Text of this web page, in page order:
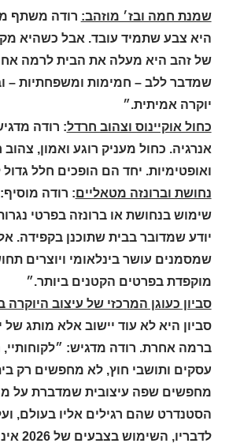
שמנת חמה ובז׳ מוזהב: רודה משתף
היא צבע שתמיד עובד. אבל כשהיא
של זהב היא מעלה את הבית לרמה
שמדבר ללב – חמימות ומשפחתיות –
יוקרה אמיתית.״
כחול אוקיינוס וצהוב חרדל: רודה
אנרגיה. כחול מעניק רוגע ואמון,
ואופטימיות. יחד הם הופכים חלל גדול
נחושת וברונזה מטאליים: רודה
שימוש בנחושת או ברונזה בפרטי
יודע שמדובר בבית שתוכנן בקפידה.
שמסמנים עושר בינלאומי ויוצרים
מוקפדת בפרטים הקטנים ביותר.״
סביון כעוגן המרכזי של עיצוב היוקרה
סביון היא לא עוד יישוב אלא מותג של
ברמה אחרת. רודה מדגיש:
עסקים ותושבי חוץ, לא מחפשים רק
מחפשים שפה עיצובית שמדברת על
הסטנדרט שהם רגילים אליו בעולם,